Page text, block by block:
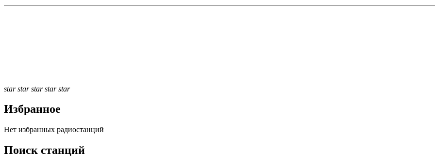
star star star star star
Избранное
Нет избранных радиостанций
Поиск станций